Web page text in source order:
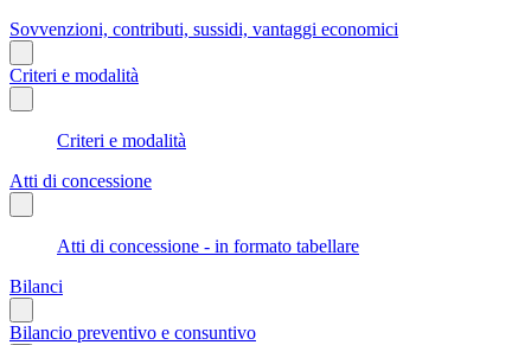
Sovvenzioni, contributi, sussidi, vantaggi economici
Criteri e modalità
Criteri e modalità
Atti di concessione
Atti di concessione - in formato tabellare
Bilanci
Bilancio preventivo e consuntivo